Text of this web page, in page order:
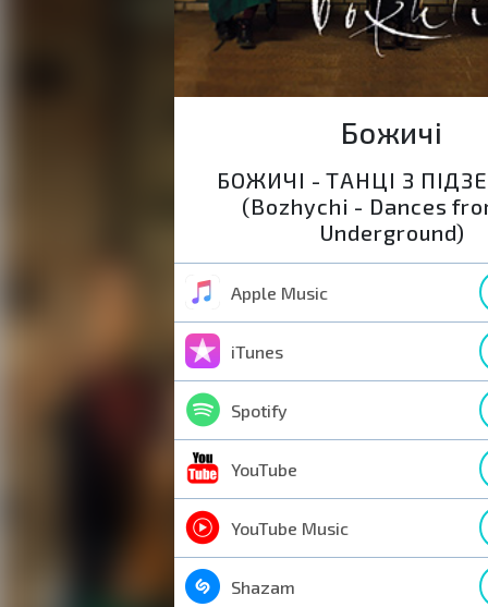
Божичі
БОЖИЧІ - ТАНЦІ З
(Bozhychi - Dances
Underground)
Apple Music
iTunes
Spotify
YouTube
YouTube Music
Shazam